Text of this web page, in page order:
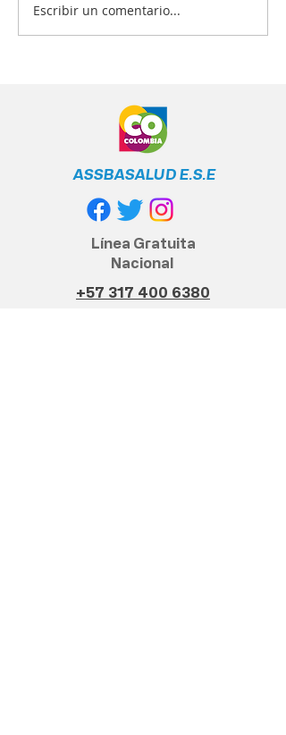
¡Tu salud es nuestra
prioridad! 💙💉
Escribir un comentario...
ASSBASALUD E.S.E
Línea Gratuita
Nacional
+57 317 400 6380